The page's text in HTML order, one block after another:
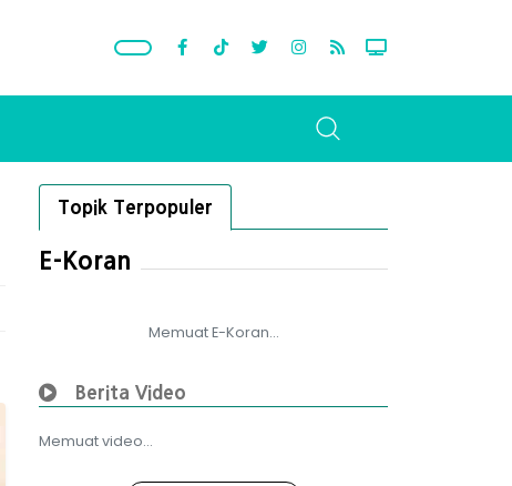
Topik Terpopuler
E-Koran
Memuat E-Koran...
Berita Video
Memuat video...